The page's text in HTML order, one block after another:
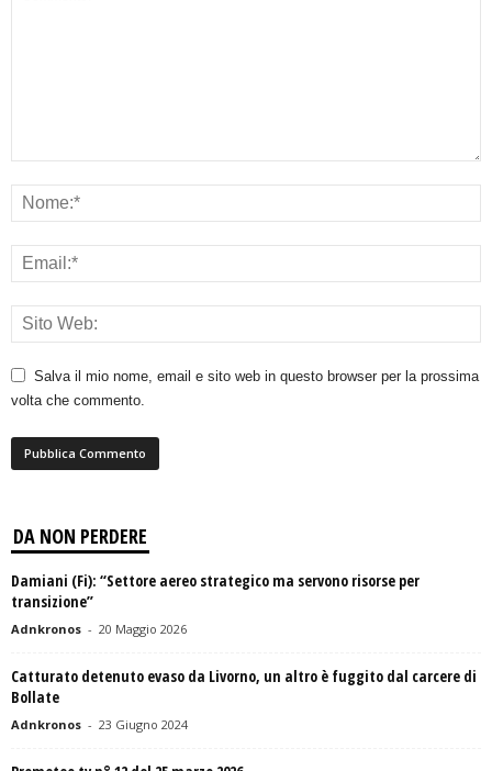
Salva il mio nome, email e sito web in questo browser per la prossima
volta che commento.
DA NON PERDERE
Damiani (Fi): “Settore aereo strategico ma servono risorse per
transizione”
Adnkronos - 20 Maggio 2026
Catturato detenuto evaso da Livorno, un altro è fuggito dal carcere di
Bollate
Adnkronos - 23 Giugno 2024